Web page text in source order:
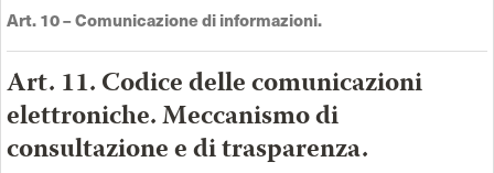
Art. 10 –Comunicazione di informazioni.
Art. 11. Codice delle comunicazioni
elettroniche. Meccanismo di
consultazione e di trasparenza.